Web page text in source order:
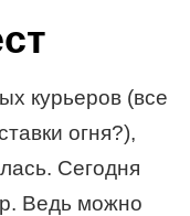
курьеров (все
огня?),
Сегодня
Ведь можно